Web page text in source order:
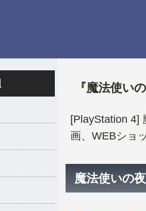
『魔法使い
[PlayStation 4]
画、WEBショ
魔法使いの